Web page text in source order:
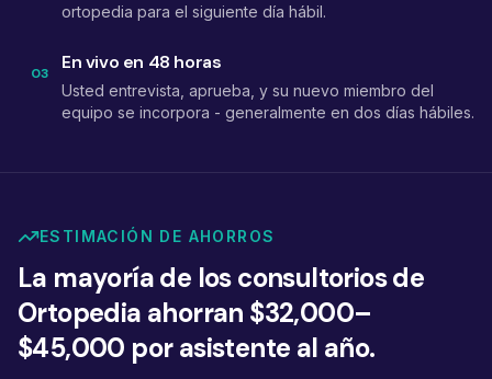
ortopedia para el siguiente día hábil.
03 En vivo en 48 horas
Usted entrevista, aprueba, y su nuevo miembro del
equipo se incorpora - generalmente en dos días hábiles.
ESTIMACIÓN DE AHORROS
La mayoría de los consultorios de
Ortopedia ahorran $32,000–
$45,000 por asistente al año.